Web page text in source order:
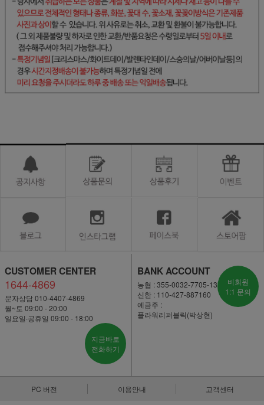
CUSTOMER CENTER
1644-4869
문자상담 010-4407-4869
월~토 09:00 - 20:00
일요일·공휴일 09:00 - 18:00
지금바로
전화하기
BANK ACCOUNT
농협 : 355-0032-7705-13
신한 : 110-427-887160
예금주 :
플라워리퍼블릭(박상현)
비회원
1:1 문의
PC 버전 이용안내 고객센터